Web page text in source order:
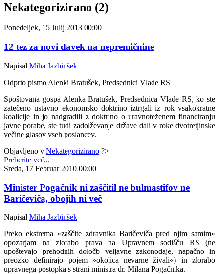
Nekategorizirano (2)
Ponedeljek, 15 Julij 2013 00:00
12 tez za novi davek na nepremičnine
Napisal Miha Jazbinšek
Odprto pismo Alenki Bratušek, Predsednici Vlade RS
Spoštovana gospa Alenka Bratušek, Predsednica Vlade RS, ko ste
zatečeno ustavno ekonomsko doktrino iztrgali iz rok vsakokratne
koalicije in jo nadgradili z doktrino o uravnoteženem financiranju
javne porabe, ste tudi zadolževanje države dali v roke dvotretjinske
večine glasov vseh poslancev.
Objavljeno v Nekategorizirano ?>
Preberite več...
Sreda, 17 Februar 2010 00:00
Minister Pogačnik ni zaščitil ne bulmastifov ne
Baričeviča, obojih ni več
Napisal Miha Jazbinšek
Preko ekstrema »zaščite zdravnika Baričeviča pred njim samim«
opozarjam na zlorabo prava na Upravnem sodišču RS (ne
upoštevajo prehodnih določb veljavne zakonodaje, napačno in
preozko definirajo pojem »okolica nevarne živali«) in zlorabo
upravnega postopka s strani ministra dr. Milana Pogačnika.